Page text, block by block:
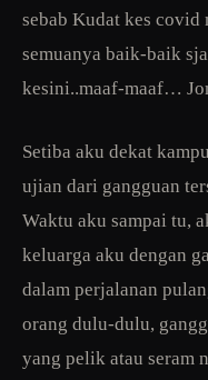
sebab Kudat kes
semuanya baik-baik
kesini..maaf-maaf…
Setiba aku dekat
ujian dari gangguan
Waktu aku sampai tu,
keluarga aku dengan
dalam perjalanan
orang dulu-dulu,
yang pelik atau seram